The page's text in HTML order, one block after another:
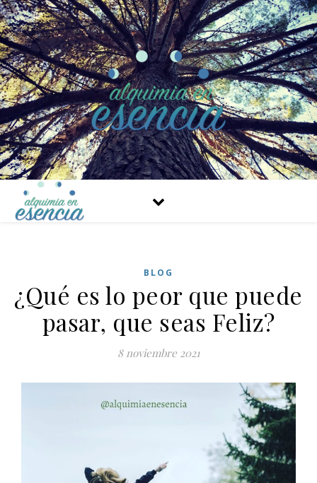
BLOG
¿Qué es lo peor que puede
pasar, que seas Feliz?
8 noviembre 2021